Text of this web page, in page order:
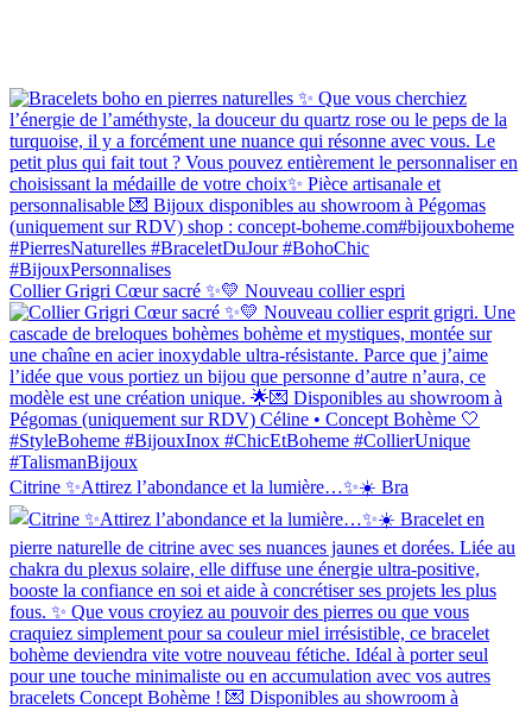
Collier Grigri Cœur sacré ✨💛 Nouveau collier espri
Citrine ✨Attirez l’abondance et la lumière…✨☀️ Bra